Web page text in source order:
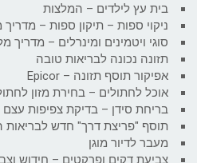
בית עץ לילדים – המלצות
ניקוי ספות – תיקון ספות –
סוגי ויטמינים ומינרלים – מדריך
תזונה נכונה לבריאות טובה
אפיקור תוסף תזונה – Epicor
אוכל לחתולים – בחירת מזון
בריחת סידן – בדיקת צפיפות עצם
תוסף "פריצת דרך" חדש לבריאות
מעבר לדיור מוגן
צביעת דקים ופרקטים – חידוש